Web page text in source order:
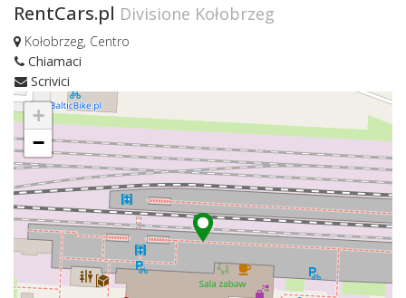
RentCars.pl Divisione Kołobrzeg
Kołobrzeg, Centro
Chiamaci
Scrivici
+
−